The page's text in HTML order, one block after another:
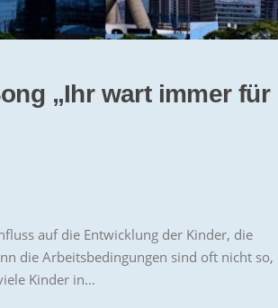
„Ihr wart immer für
auf die Entwicklung der Kinder, die
die Arbeitsbedingungen sind oft nicht so,
Kinder in…